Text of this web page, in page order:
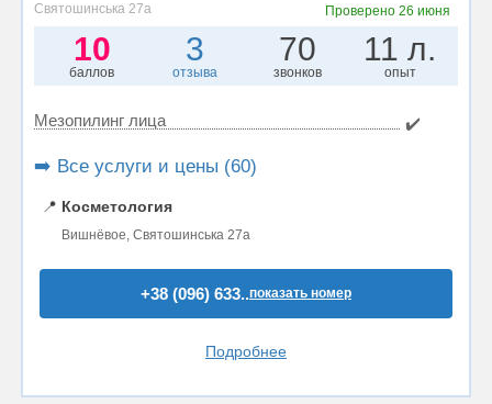
Святошинська 27а Проверено 26 июня
10
баллов
3
отзыва
70
звонков
11 л.
опыт
Мезопилинг лица ✔️
➡️ Все услуги и цены (60)
📍 Косметология
Вишнёвое, Святошинська 27а
+38 (096) 633..показать номер
Подробнее